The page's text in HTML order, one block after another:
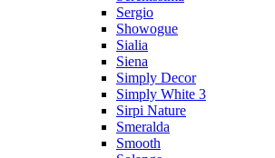
Sergio
Showogue
Sialia
Siena
Simply Decor
Simply White 3
Sirpi Nature
Smeralda
Smooth